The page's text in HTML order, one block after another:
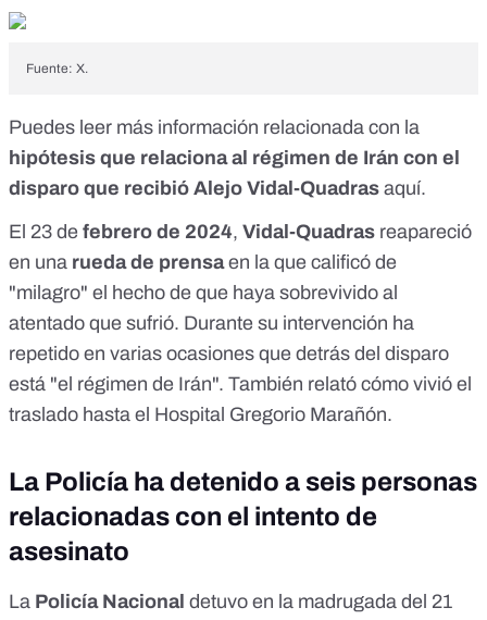
Fuente: X.
Puedes leer más información relacionada con la
hipótesis que relaciona al régimen de Irán con el
disparo que recibió Alejo Vidal-Quadras aquí.
El 23 de febrero de 2024, Vidal-Quadras reapareció
en una rueda de prensaen la que calificó de
"milagro" el hecho de que haya sobrevivido al
atentado que sufrió. Durante su intervención ha
repetido en varias ocasiones que detrás del disparo
está "el régimen de Irán". También relató cómo vivió el
traslado hasta el Hospital Gregorio Marañón.
La Policía ha detenido a seis personas
relacionadas con el intento de
asesinato
La Policía Nacional detuvo en la madrugada del 21